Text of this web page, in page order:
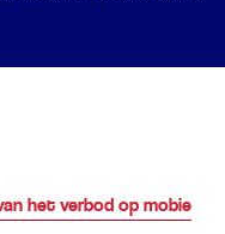
het verbod op mobiele